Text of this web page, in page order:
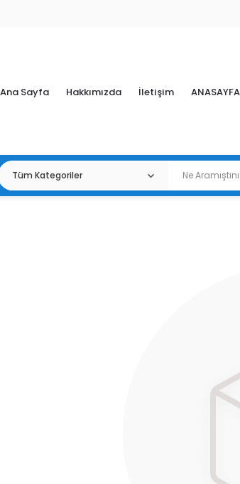
Ana Sayfa Hakkımızda İletişim ANASAYFA